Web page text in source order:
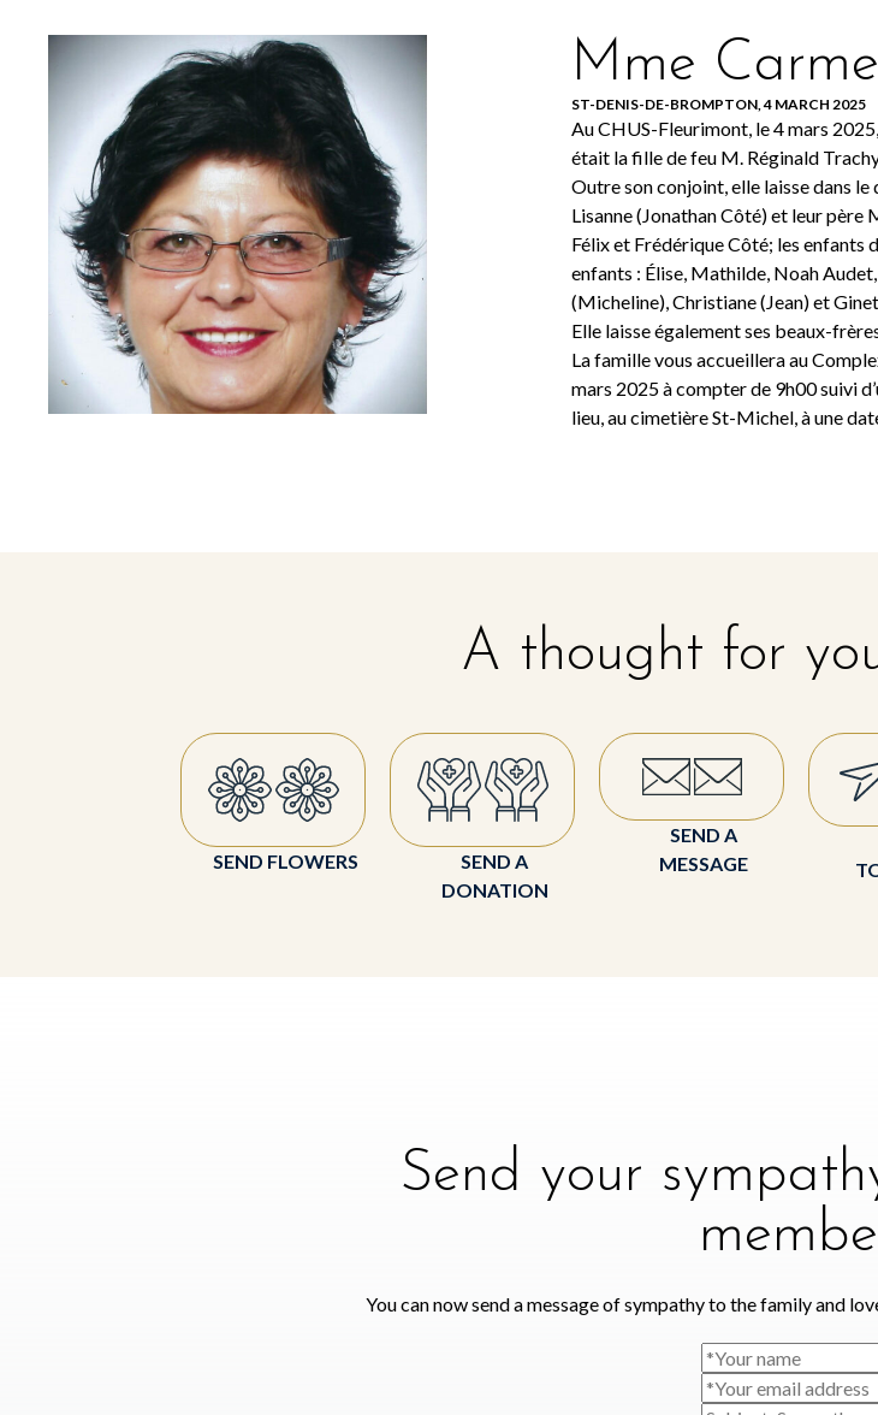
Mme
ST-DENIS-DE-BROMPTON, 4 MARCH 2025
Au CHUS-Fleurimont, le 4 mars
était la fille de feu M. Réginald
Outre son conjoint, elle laisse dans
Lisanne (Jonathan Côté) et leur père
Félix et Frédérique Côté; les enfants
enfants : Élise, Mathilde, Noah
(Micheline), Christiane (Jean) et
Elle laisse également ses beaux-
La famille vous accueillera au
mars 2025 à compter de 9h00 suivi
lieu, au cimetière St-Michel, à une
A thought for
SEND FLOWERS
SEND A
DONATION
SEND A
MESSAGE
Send your
You can now send a message of sympathy to the family and